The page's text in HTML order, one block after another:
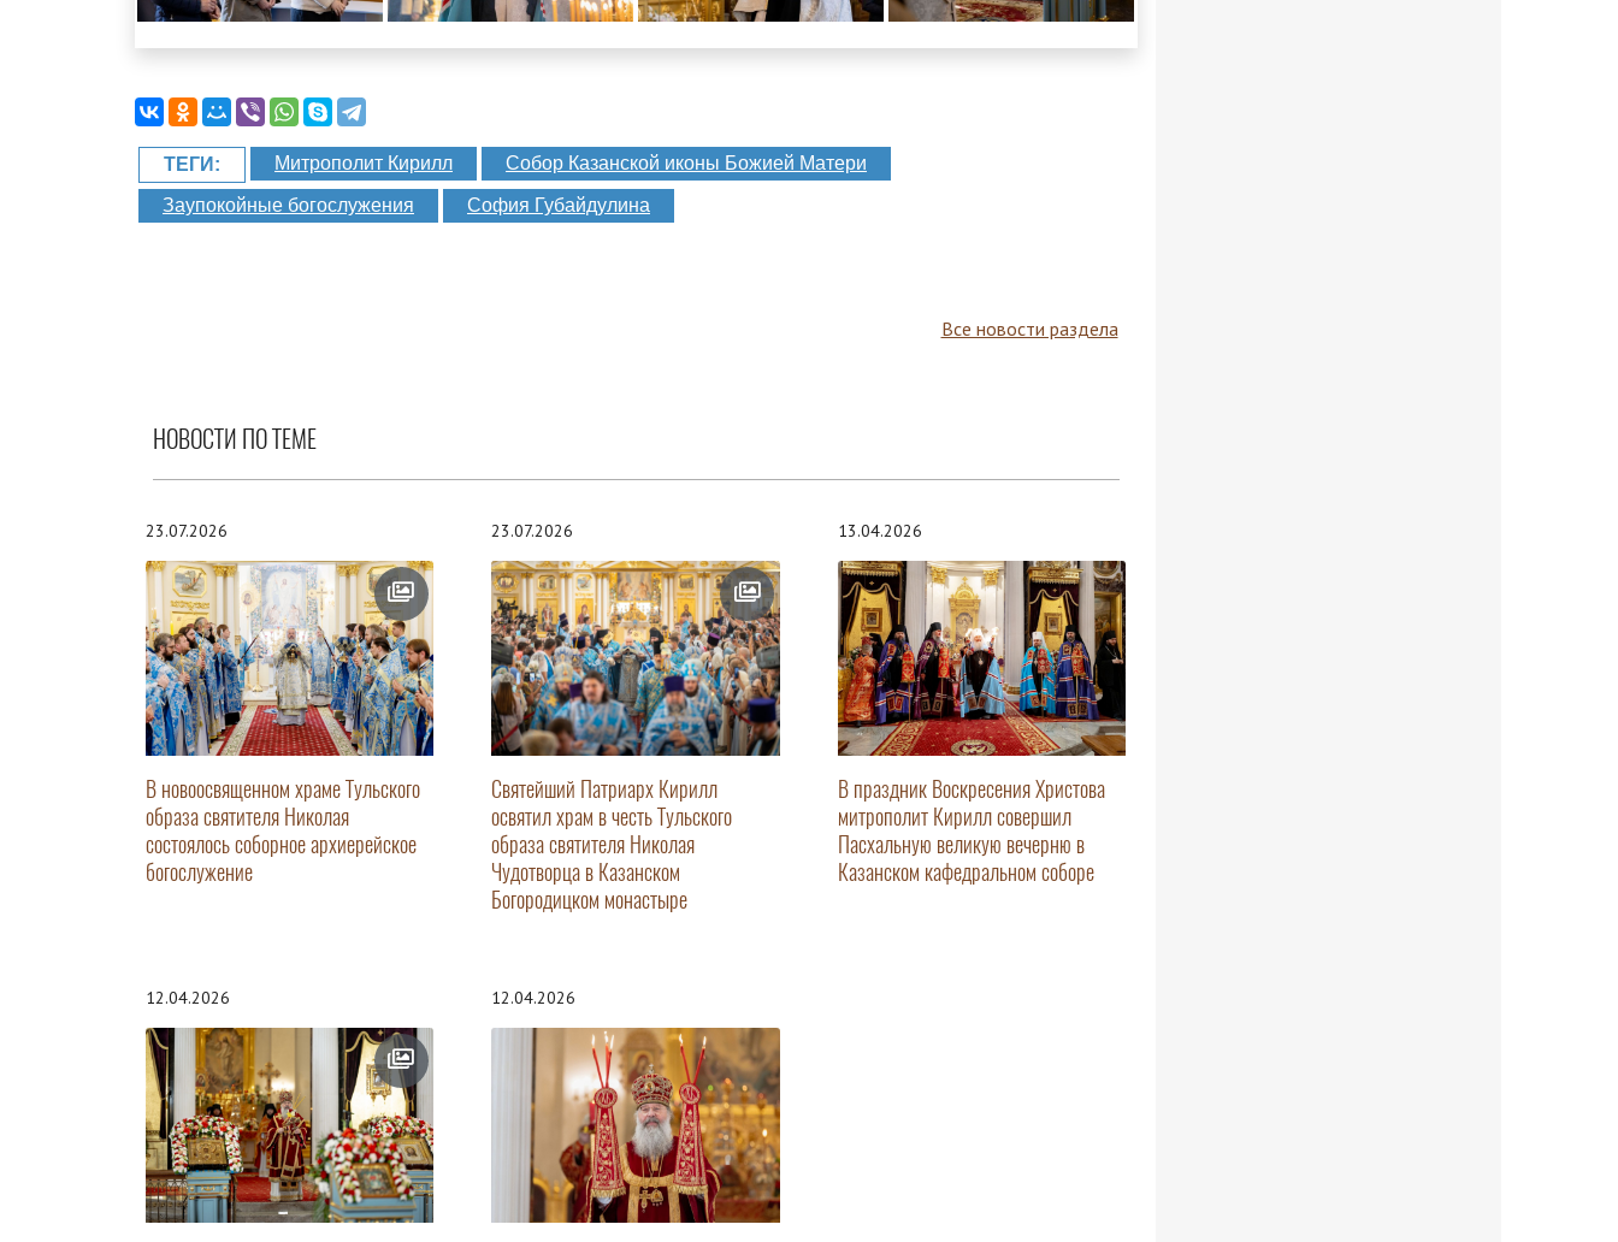
ТЕГИ: Митрополит Кирилл Собор Казанской иконы Божией Матери
Заупокойные богослужения София Губайдулина
Все новости раздела
НОВОСТИ ПО ТЕМЕ
23.07.2026
В новоосвященном храме Тульского
образа святителя Николая
состоялось соборное архиерейское
богослужение
23.07.2026
Святейший Патриарх Кирилл
освятил храм в честь Тульского
образа святителя Николая
Чудотворца в Казанском
Богородицком монастыре
13.04.2026
В праздник Воскресения Христова
митрополит Кирилл совершил
Пасхальную великую вечерню в
Казанском кафедральном соборе
12.04.2026 12.04.2026